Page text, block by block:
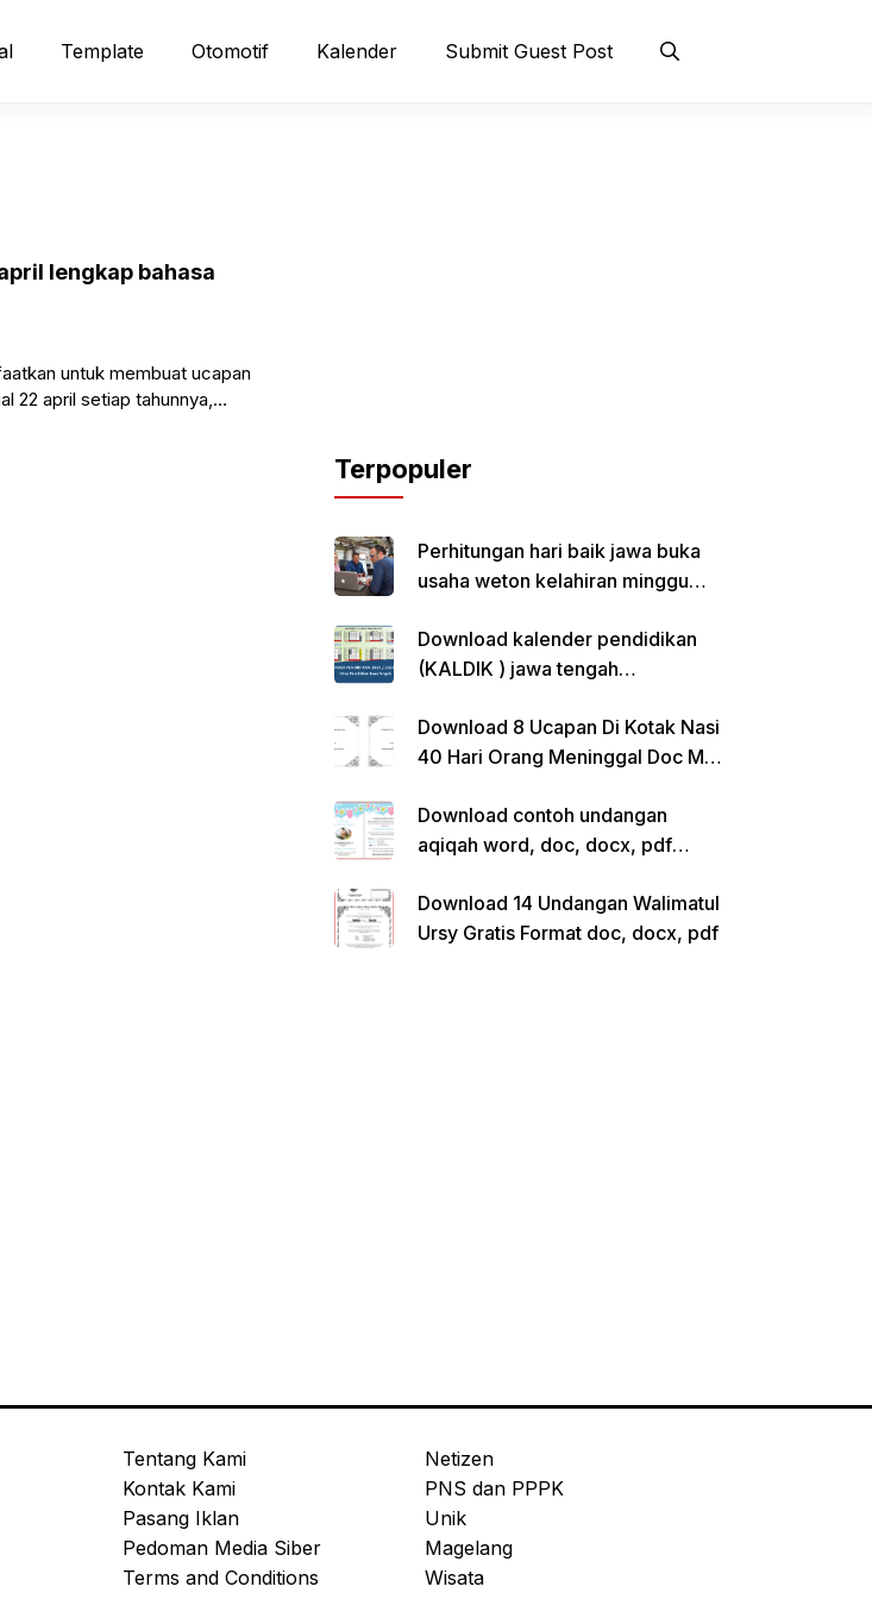
Template Otomotif Kalender Submit Guest Post
lengkap bahasa
untuk membuat ucapan
22 april setiap tahunnya,
Terpopuler
Perhitungan hari baik jawa buka
usaha weton kelahiran minggu
Download kalender pendidikan
(KALDIK ) jawa tengah
Download 8 Ucapan Di Kotak Nasi
40 Hari Orang Meninggal Doc Ms.
Download contoh undangan
aqiqah word, doc, docx, pdf
Download 14 Undangan Walimatul
Ursy Gratis Format doc, docx, pdf
Tentang Kami
Kontak Kami
Pasang Iklan
Pedoman Media Siber
Terms and Conditions
Netizen
PNS dan PPPK
Unik
Magelang
Wisata